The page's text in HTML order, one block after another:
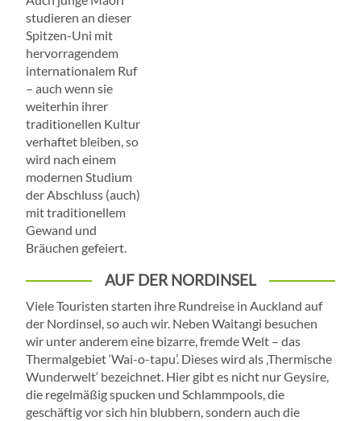
studieren an dieser
Spitzen-Uni mit
hervorragendem
internationalem Ruf
– auch wenn sie
weiterhin ihrer
traditionellen Kultur
verhaftet bleiben, so
wird nach einem
modernen Studium
der Abschluss (auch)
mit traditionellem
Gewand und
Bräuchen gefeiert.
AUF DER NORDINSEL
Viele Touristen starten ihre Rundreise in Auckland auf
der Nordinsel, so auch wir. Neben Waitangi besuchen
wir unter anderem eine bizarre, fremde Welt – das
Thermalgebiet ‘Wai-o-tapu’. Dieses wird als ‚Thermische
Wunderwelt‘ bezeichnet. Hier gibt es nicht nur Geysire,
die regelmäßig spucken und Schlammpools, die
geschäftig vor sich hin blubbern, sondern auch die